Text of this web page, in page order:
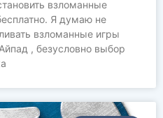
взломанные
Я думаю не
взломанные игры
, безусловно выбор